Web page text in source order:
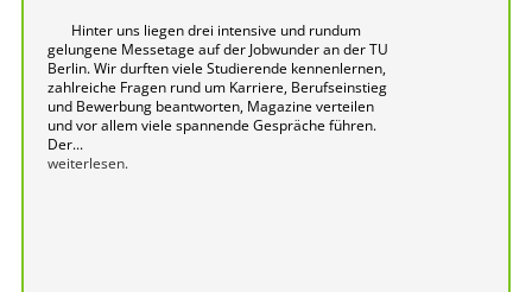
Hinter uns liegen drei intensive und rundum
gelungene Messetage auf der Jobwunder an der TU
Berlin. Wir durften viele Studierende kennenlernen,
zahlreiche Fragen rund um Karriere, Berufseinstieg
und Bewerbung beantworten, Magazine verteilen
und vor allem viele spannende Gespräche führen.
Der...
weiterlesen.